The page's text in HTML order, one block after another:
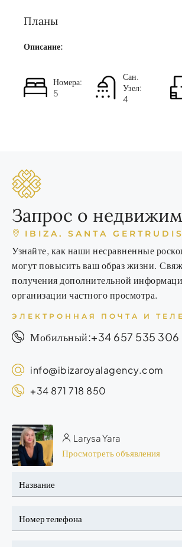
Планы
Описание:
Номера:
5
Сан.
Узел:
4
Запрос о
IBIZA, SANTA GERTRUDIS DE
Узнайте, как наши несравненные
могут повысить ваш образ жизни.
получения дополнительной
организации частного просмотра.
ЭЛЕКТРОННАЯ ПОЧТА И
Мобильный:+34 657 535 306
info@ibizaroyalagency.com
+34 871 718 850
Larysa Yara
Просмотреть объявления